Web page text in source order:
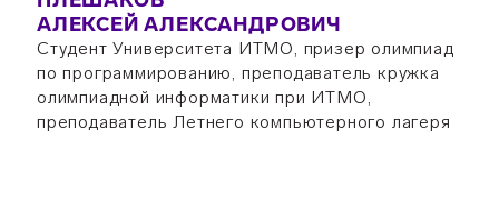
АЛЕКСЕЙ АЛЕКСАНДРОВИЧ
Студент Университета ИТМО, призер олимпиад
по программированию, преподаватель кружка
олимпиадной информатики при ИТМО,
преподаватель Летнего компьютерного лагеря